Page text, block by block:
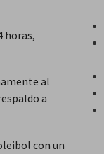
horas,
al
a
con un